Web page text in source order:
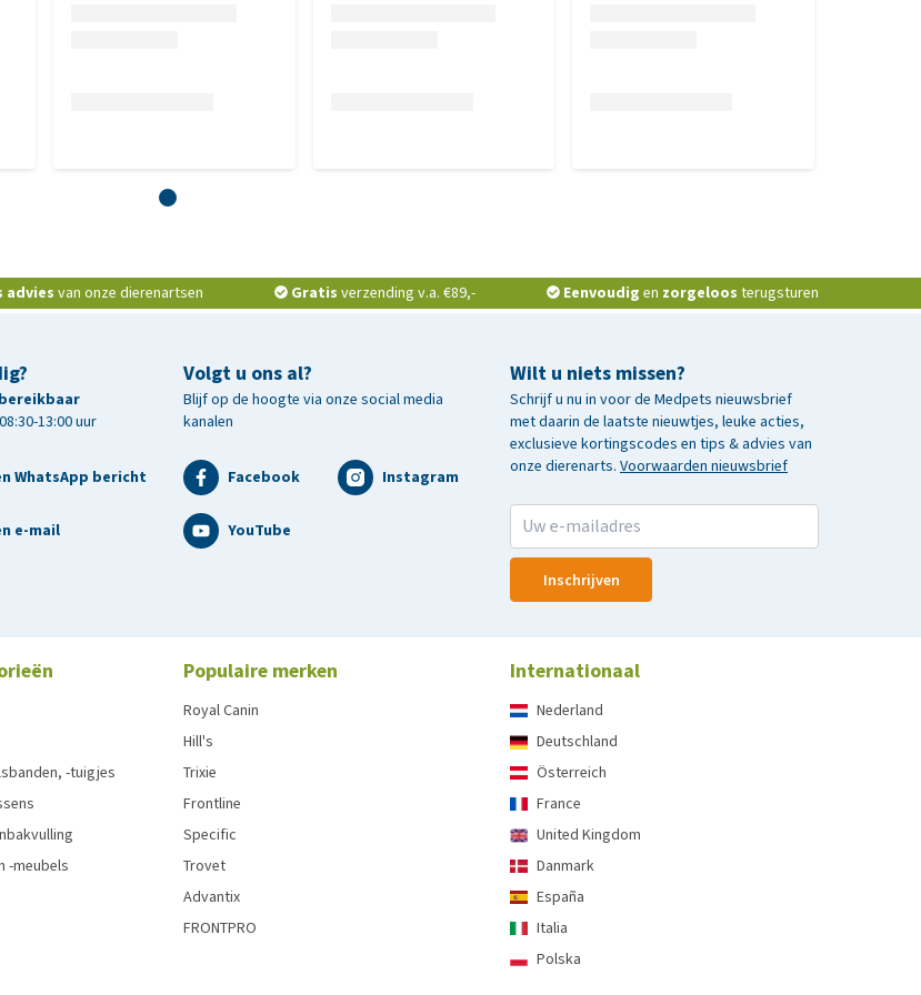
advies van onze dierenartsen Gratis verzending v.a. €89,- Eenvoudig en zorgeloos terugsturen
13:00 uur
WhatsApp bericht
e-mail
Wilt u niets missen?
Schrijf u nu in voor de Medpets nieuwsbrief
met daarin de laatste nieuwtjes, leuke acties,
exclusieve kortingscodes en tips & advies van
onze dierenarts. Voorwaarden nieuwsbrief
Inschrijven
Volgt u ons al?
Blijf op de hoogte via onze social media
kanalen
Facebook Instagram
YouTube
-tuigjes
-meubels
Populaire merken
Royal Canin
Hill's
Trixie
Frontline
Specific
Trovet
Advantix
FRONTPRO
Internationaal
Nederland
Deutschland
Österreich
France
United Kingdom
Danmark
España
Italia
Polska